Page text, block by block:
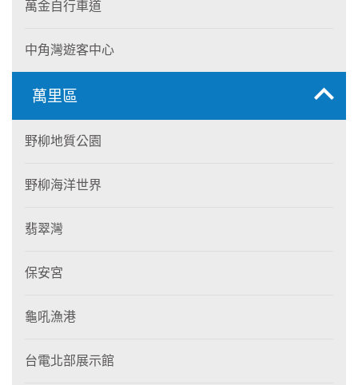
萬金自行車道
中角灣遊客中心
萬里區
野柳地質公園
野柳海洋世界
翡翠灣
保安宮
龜吼漁港
台電北部展示館